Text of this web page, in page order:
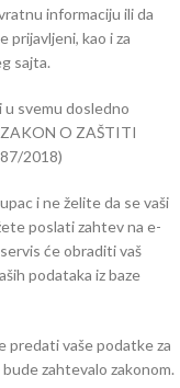
informaciju ili da
prijavljeni, kao i za
sajta.
u svemu dosledno
ZAKON O ZAŠTITI
87/2018)
i ne želite da se vaši
poslati zahtev na e-
će obraditi vaš
podataka iz baze
predati vaše podatke za
zahtevalo zakonom.